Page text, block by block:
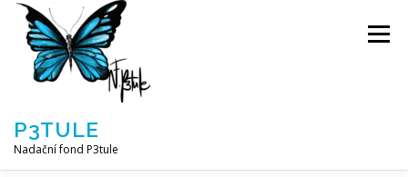
Přeskočit
obsah
P3TULE
Nadační fond P3tule
Menu